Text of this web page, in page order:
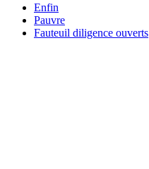
Enfin
Pauvre
Fauteuil diligence ouverts